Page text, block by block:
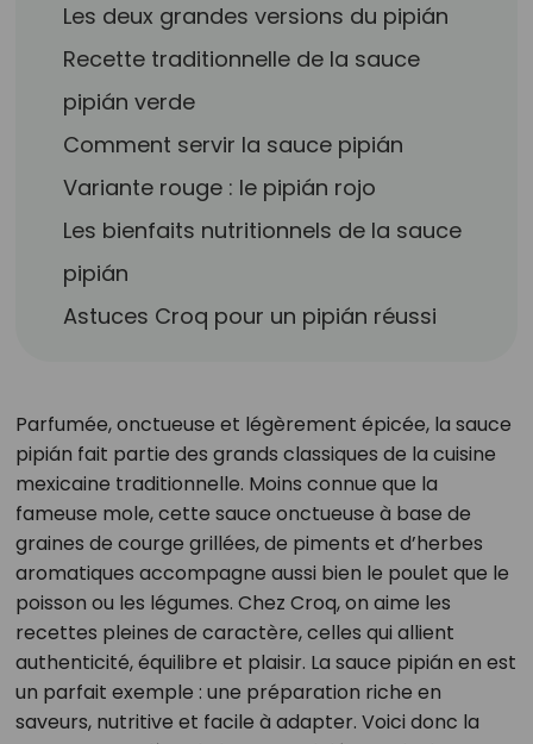
Les deux grandes versions du pipián
Recette traditionnelle de la sauce
pipián verde
Comment servir la sauce pipián
Variante rouge : le pipián rojo
Les bienfaits nutritionnels de la sauce
pipián
Astuces Croq pour un pipián réussi
Parfumée, onctueuse et légèrement épicée, la sauce
pipián fait partie des grands classiques de la cuisine
mexicaine traditionnelle. Moins connue que la
fameuse mole, cette sauce onctueuse à base de
graines de courge grillées, de piments et d’herbes
aromatiques accompagne aussi bien le poulet que le
poisson ou les légumes. Chez Croq, on aime les
recettes pleines de caractère, celles qui allient
authenticité, équilibre et plaisir. La sauce pipián en est
un parfait exemple : une préparation riche en
saveurs, nutritive et facile à adapter. Voici donc la